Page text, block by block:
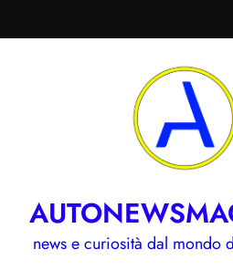
news e curiosità dal mondo